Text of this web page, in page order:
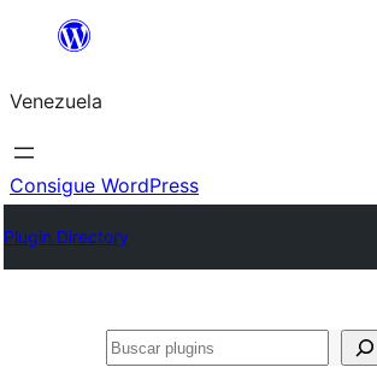
Saltar
contenido
Venezuela
Consigue WordPress
Plugin Directory
Buscar